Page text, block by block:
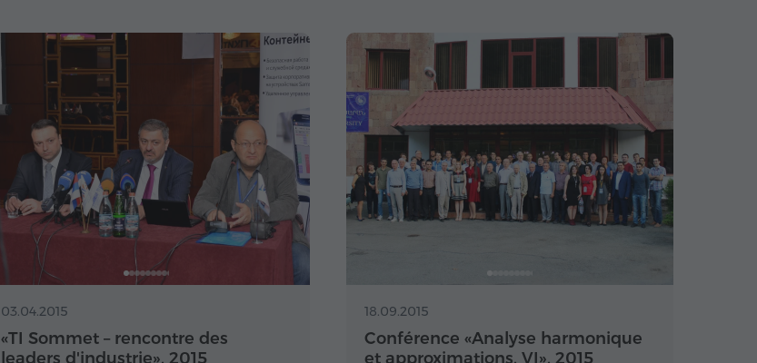
03.04.2015
«TI Sommet – rencontre des
leaders d'industrie», 2015
18.09.2015
Conférence «Analyse harmonique
et approximations, VI», 2015